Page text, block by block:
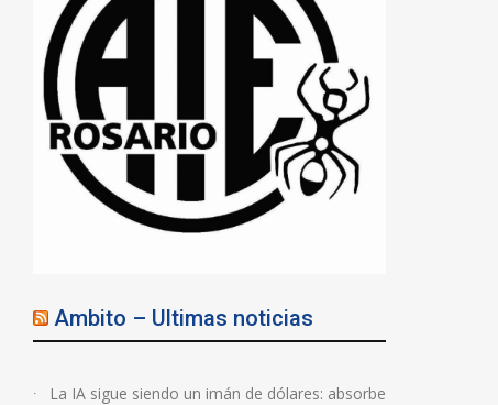
Ambito – Ultimas noticias
La IA sigue siendo un imán de dólares: absorbe